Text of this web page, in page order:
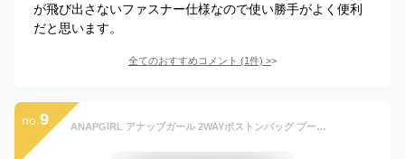
が飛び出さないファスナー仕様なので使い勝手がよく便利
だと思います。
全てのおすすめコメント (1件) >
no. 9 ANAPGIRL アナップガール 2WAYボストンバッグ プールバッグ ボストンバック プールバック (パープル,F)